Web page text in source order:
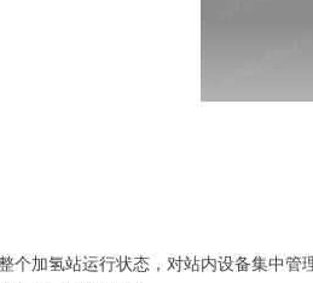
个加氢站运行状态，对站内设备集中